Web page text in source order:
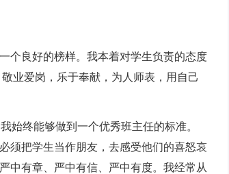
良好的榜样。我本着对学生负责的态度
业爱岗，乐于奉献，为人师表，用自己
终能够做到一个优秀班主任的标准。
须把学生当作朋友，去感受他们的喜怒哀
中有章、严中有信、严中有度。我经常从